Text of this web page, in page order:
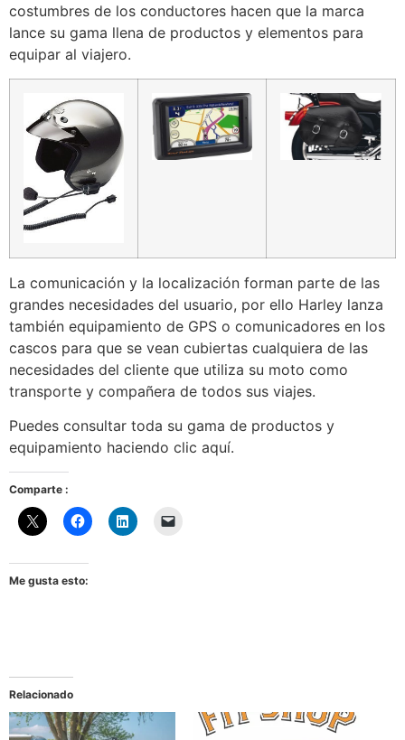
costumbres de los conductores hacen que la marca
lance su gama llena de productos y elementos para
equipar al viajero.
La comunicación y la localización forman parte de las
grandes necesidades del usuario, por ello Harley lanza
también equipamiento de GPS o comunicadores en los
cascos para que se vean cubiertas cualquiera de las
necesidades del cliente que utiliza su moto como
transporte y compañera de todos sus viajes.
Puedes consultar toda su gama de productos y
equipamiento haciendo clic aquí.
Comparte :
Me gusta esto:
Relacionado